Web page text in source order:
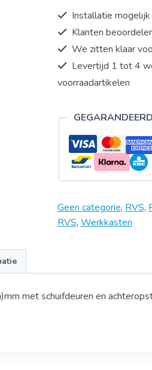
schuifdeuren
en
achteropstand
aantal
Installatie mogelijk
Klanten
We zitten klaar
Levertijd 1 tot 4
voorraadartikelen
Geen categorie, RVS,
RVS, Werkkasten
met schuifdeuren en